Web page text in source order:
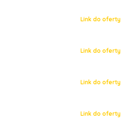
Link do oferty
Link do oferty
Link do oferty
Link do oferty